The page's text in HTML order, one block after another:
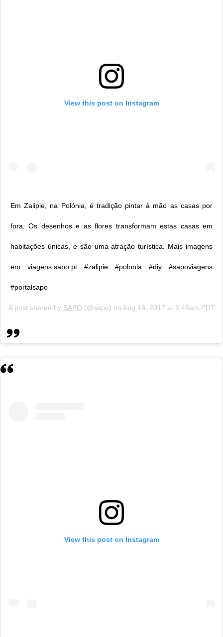
View this post on Instagram
Em Zalipie, na Polónia, é tradição pintar à mão as casas por
fora. Os desenhos e as flores transformam estas casas em
habitações únicas, e são uma atração turística. Mais imagens
em viagens.sapo.pt #zalipie #polonia #diy #sapoviagens
#portalsapo
A post shared by SAPO (@sapo) on Aug 18, 2017 at 8:48am PDT
View this post on Instagram